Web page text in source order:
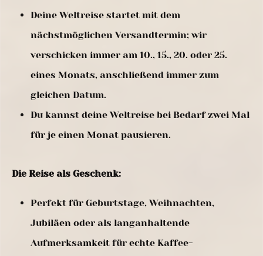
Deine Weltreise startet mit dem
nächstmöglichen Versandtermin; wir
verschicken immer am 10., 15., 20. oder 25.
eines Monats, anschließend immer zum
gleichen Datum.
Du kannst deine Weltreise bei Bedarf zwei Mal
für je einen Monat pausieren.
Die Reise als Geschenk:
Perfekt für Geburtstage, Weihnachten,
Jubiläen oder als langanhaltende
Aufmerksamkeit für echte Kaffee-